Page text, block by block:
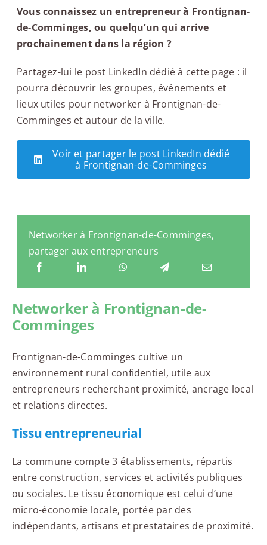
Vous connaissez un entrepreneur à Frontignan-
de-Comminges, ou quelqu’un qui arrive
prochainement dans la région ?
Partagez-lui le post LinkedIn dédié à cette page : il
pourra découvrir les groupes, événements et
lieux utiles pour networker à Frontignan-de-
Comminges et autour de la ville.
Voir et partager le post LinkedIn dédié
à Frontignan-de-Comminges
Networker à Frontignan-de-Comminges,
partager aux entrepreneurs
Networker à Frontignan-de-
Comminges
Frontignan-de-Comminges cultive un
environnement rural confidentiel, utile aux
entrepreneurs recherchant proximité, ancrage local
et relations directes.
Tissu entrepreneurial
La commune compte 3 établissements, répartis
entre construction, services et activités publiques
ou sociales. Le tissu économique est celui d’une
micro-économie locale, portée par des
indépendants, artisans et prestataires de proximité.